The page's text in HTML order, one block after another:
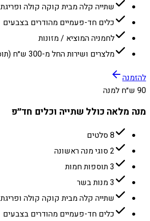
שתייה קלה מבית קוקה קולה ופריגת
כלים חד-פעמיים מהודרים בצבעים
לחמניה המוציא / מזונות
מלצרים ושירות החל מ-300 ש״ח (תוספת)
להזמנה
90 ש״ח למנה
מנה מלאה כולל שתייה וכלים חד״פ
8 סלטים
2 סוגי מנה ראשונה
3 תוספות חמות
3 מנות בשר
שתייה קלה מבית קוקה קולה ופריגת
כלים חד-פעמיים מהודרים בצבעים